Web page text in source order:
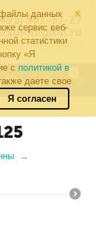
×
данных
сервис веб-
статистики
«Я
с политикой в
даете свое
Я согласен
502-57-27
Перезвонить